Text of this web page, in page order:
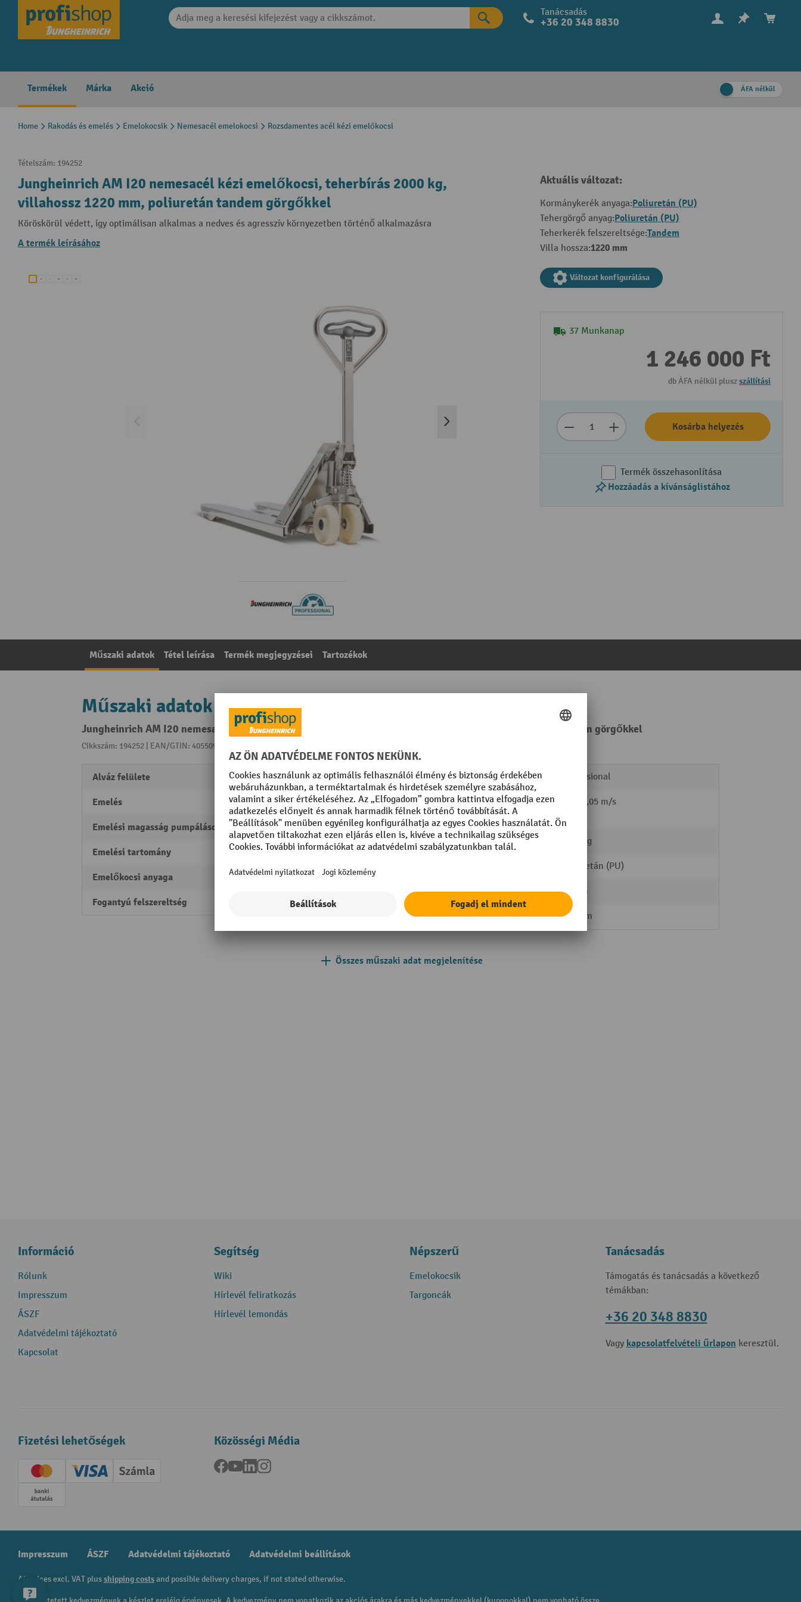
Skip to main navigation Tanácsadás
+36 20 348 8830
Termékek Márka Akció ÁFA nélkül
Home Rakodás és emelés Emelokocsik Nemesacél emelokocsi Rozsdamentes acél kézi emelőkocsi
Tételszám: 194252
Jungheinrich AM I20 nemesacél kézi emelőkocsi, teherbírás 2000 kg,
villahossz 1220 mm, poliuretán tandem görgőkkel
Köröskörül védett, így optimálisan alkalmas a nedves és agresszív környezetben történő alkalmazásra
A termék leírásához
Aktuális változat:
Kormánykerék anyaga:Poliuretán (PU)
Tehergörgő anyag:Poliuretán (PU)
Teherkerék felszereltsége:Tandem
Villa hossza:1220 mm
Változat konfigurálása
37 Munkanap
1 246 000 Ft
db ÁFA nélkül pluszszállítási
Kosárba helyezés
Termék összehasonlítása
Hozzáadás a kívánságlistához
Műszaki adatok Tétel leírása Termék megjegyzései Tartozékok
Műszaki adatok
Jungheinrich AM I20 nemesacél kézi emelőkocsi, teherbírás 2000 kg, villahossz 1220 mm, poliuretán tandem görgőkkel
Cikkszám: 194252 | EAN/GTIN: 4055091187136
Alváz felülete elektropolírozott
Emelés 120 mm
Emelési magasság pumpálásonként12 mm
Emelési tartomány 85 - 205 mm
Emelőkocsi anyaga Nemesacél
Fogantyú felszereltség
Szegmens Professional
Süllyesztési sebesség teherrel /
teher nélkül
0,1 / 0,05 m/s
Teherbírás 2000 kg
Poliuretán (PU)
Tehergörgő átmérő 80 mm
Teherkerék felszereltsége Tandem
Összes műszaki adat megjelenítése
Információ
Rólunk
Impresszum
ÁSZF
Adatvédelmi tájékoztató
Kapcsolat
Segítség
Wiki
Hírlevél feliratkozás
Hírlevél lemondás
Népszerű
Emelokocsik
Targoncák
Tanácsadás
Támogatás és tanácsadás a következő
témákban:
+36 20 348 8830
Vagy kapcsolatfelvételi űrlapon keresztül.
Fizetési lehetőségek
Creditcard (Master)Creditcard (Visa)
Számla
Előrefizetés
Közösségi Média
Facebook
YouTubeLinkedInInstagram
Impresszum ÁSZF Adatvédelmi tájékoztató Adatvédelmi beállítások
All prices excl. VAT plusshipping costsand possible delivery charges, if not stated otherwise.